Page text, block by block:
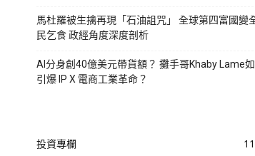
馬杜羅被生擒再現「石油詛咒」 全球第四富國變
民乞食 政經角度深度剖析
AI分身創40億美元帶貨額？ 攤手哥Khaby Lame
引爆 IP X 電商工業革命？
投資專欄